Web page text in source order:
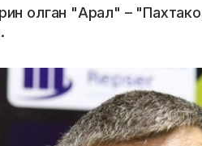
олган "Арал" –